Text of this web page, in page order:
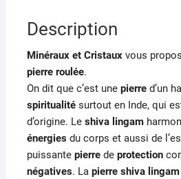
Description
Minéraux et Cristauxvous
pierre roulée.
On dit que c’est une pierred’un
spiritualitésurtout en Inde, qui
d’origine. Le shiva lingam
énergiesdu corps et aussi de
puissante pierrede protection
négatives. La pierre shiva lingam